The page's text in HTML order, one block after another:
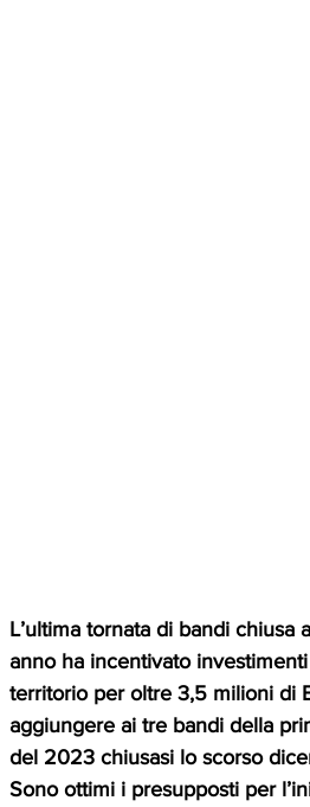
L’ultima tornata di bandi chiusa
anno ha incentivato
territorio per oltre 3,5 milioni di
aggiungere ai tre bandi della
del 2023 chiusasi lo scorso
Sono ottimi i presupposti per